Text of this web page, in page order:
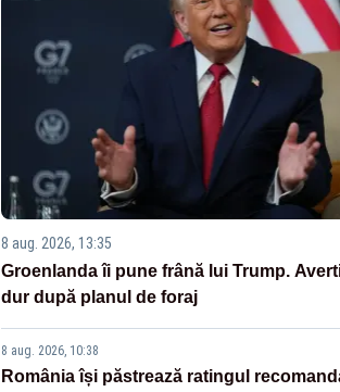
8 aug. 2026, 13:35
Groenlanda îi pune frână lui Trump.
dur după planul de foraj
8 aug. 2026, 10:38
România își păstrează ratingul